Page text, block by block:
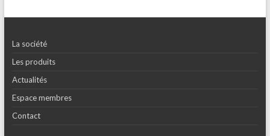
La société
Les produits
Actualités
Espace membres
Contact